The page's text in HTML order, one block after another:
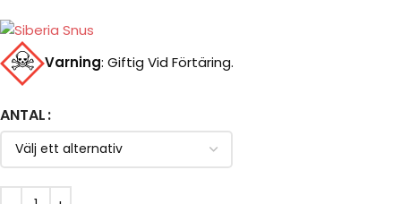
Varning: Giftig Vid Förtäring.
ANTAL